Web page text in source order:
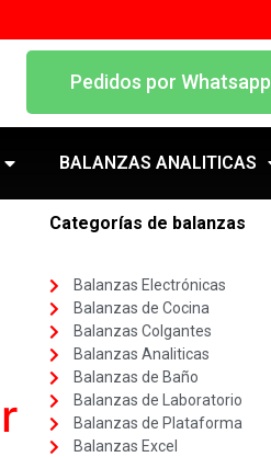
Pedidos por Whatsapp
BALANZAS ANALITICAS
Categorías de balanzas
Balanzas Electrónicas
Balanzas de Cocina
Balanzas Colgantes
Balanzas Analiticas
Balanzas de Baño
Balanzas de Laboratorio
Balanzas de Plataforma
Balanzas Excel